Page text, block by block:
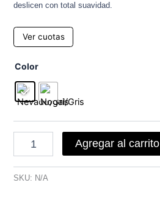
deslicen con total suavidad.
Ver cuotas
Color
Placard
Corredizo
1.80m
Agregar al carrito
SKU: N/A